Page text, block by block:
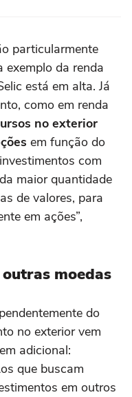
particularmente
exemplo da renda
está em alta. Já
como em renda
no exterior
em função do
com
maior quantidade
de valores, para
em ações”,
moedas
do
no exterior vem
adicional:
que buscam
em outros